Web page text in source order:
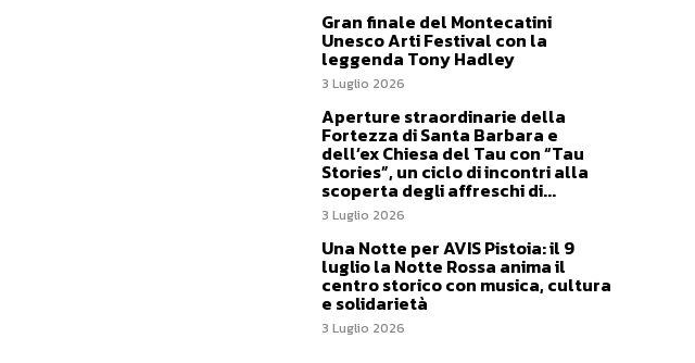
Gran finale del Montecatini
Unesco Arti Festival con la
leggenda Tony Hadley
3 Luglio 2026
Aperture straordinarie della
Fortezza di Santa Barbara e
dell’ex Chiesa del Tau con “Tau
Stories”, un ciclo di incontri alla
scoperta degli affreschi di...
3 Luglio 2026
Una Notte per AVIS Pistoia: il 9
luglio la Notte Rossa anima il
centro storico con musica, cultura
e solidarietà
3 Luglio 2026